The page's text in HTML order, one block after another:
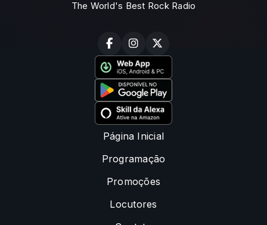
The World's Best Rock Radio
Página Inicial
Programação
Promoções
Locutores